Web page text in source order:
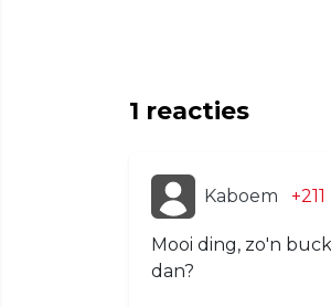
1 reacties
Kaboem +211
Mooi ding, zo'n
dan?